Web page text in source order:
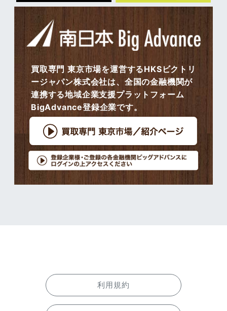
買取専門 東京市場を運営するHKSビクトリ
ージャパン株式会社は、全国の金融機関が
連携する地域企業支援プラットフォーム
BigAdvance登録企業です。
利用規約